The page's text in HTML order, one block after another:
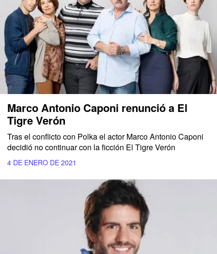
Marco Antonio Caponi renunció a El
Tigre Verón
Tras el conflicto con Polka el actor Marco Antonio Caponi
decidió no continuar con la ficción El Tigre Verón
4 DE ENERO DE 2021